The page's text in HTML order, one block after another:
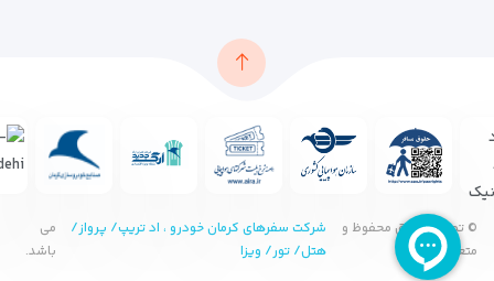
© تمامی حقوق محفوظ و
متعلق به
شرکت سفرهای کرمان خودرو ، اد تریپ/ پرواز/
هتل/ تور/ ویزا
می
باشد.